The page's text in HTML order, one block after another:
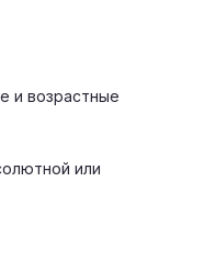
и возрастные
или